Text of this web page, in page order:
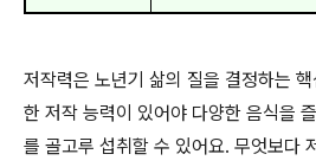
저작력은 노년기 삶의 질을 결정하는
한 저작 능력이 있어야 다양한 음식을
를 골고루 섭취할 수 있어요. 무엇보다